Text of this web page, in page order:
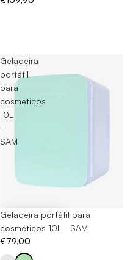
Geladeira
portátil
para
cosméticos
10L
-
SAM
Geladeira portátil para
cosméticos 10L - SAM
€79,00